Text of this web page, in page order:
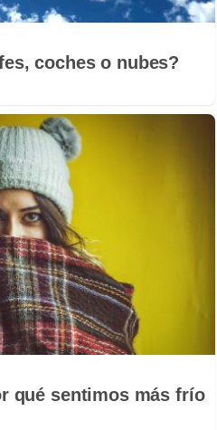
coches o nubes?
qué sentimos más frío